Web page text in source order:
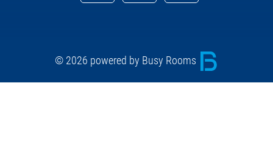
© 2026 powered by Busy Rooms